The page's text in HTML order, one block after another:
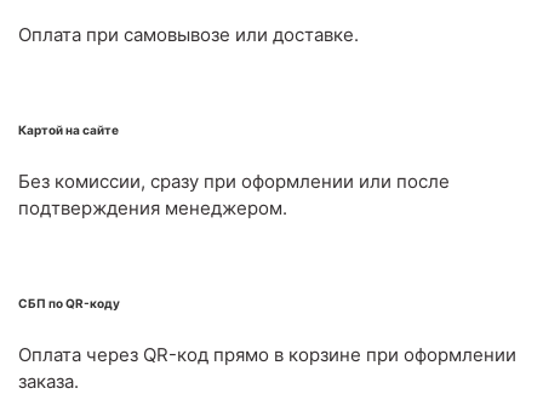
Оплата при самовывозе или доставке.
Картой на сайте
Без комиссии, сразу при оформлении или после
подтверждения менеджером.
СБП по QR-коду
Оплата через QR-код прямо в корзине при оформлении
заказа.